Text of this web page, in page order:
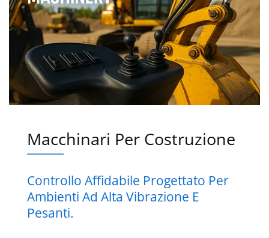
Macchinari Per Costruzione
Controllo Affidabile Progettato Per
Ambienti Ad Alta Vibrazione E
Pesanti.